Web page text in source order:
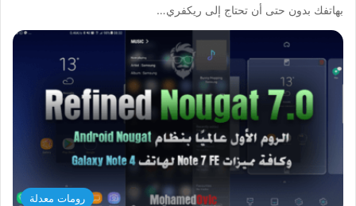
بهاتفك بدون حتى أن تحتاج إلى ريكفري…
رومات معدلة